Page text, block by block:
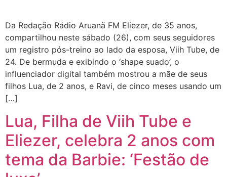
Da Redação Rádio Aruanã FM Eliezer, de 35 anos,
compartilhou neste sábado (26), com seus seguidores
um registro pós-treino ao lado da esposa, Viih Tube, de
24. De bermuda e exibindo o ‘shape suado’, o
influenciador digital também mostrou a mãe de seus
filhos Lua, de 2 anos, e Ravi, de cinco meses usando um
[…]
Lua, Filha de Viih Tube e
Eliezer, celebra 2 anos com
tema da Barbie: ‘Festão de